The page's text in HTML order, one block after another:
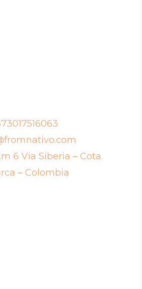
6 Via Siberia – Cota.
– Colombia